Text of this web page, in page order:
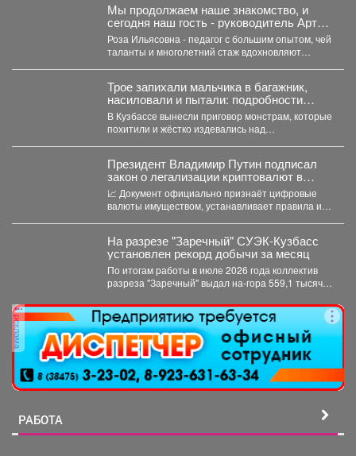
Мы продолжаем наше знакомство, и
сегодня наш гость - руководитель Арт-
студии «Просто интересно» - Некрасова
Роза Ильясовна.
Роза Ильясовна - педагог с большим опытом, чей
таланты и многолетний стаж вдохновляют
Трое запихали мальчика в багажник,
насиловали и пытали: подробности
жуткой истории из Кузбасса
В Кузбассе вынесли приговор монстрам, которые
похитили и жёстко издевались над
Президент Владимир Путин подписал
закон о легализации криптовалют в
России.
📈 Документ официально признаёт цифровые
валюты имуществом, устанавливает правила их
На разрезе "Заречный" СУЭК-Кузбасс
установлен рекорд добычи за месяц
По итогам работы в июле 2026 года коллектив
разреза "Заречный" выдал на-гора 559,1 тысяч
реклама
РАБОТА